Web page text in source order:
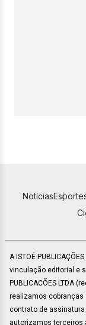
Notícias
A ISTOÉ
vinculação editorial e
PUBLICACÕES LTDA
realizamos cobranças
contrato de assinatura
autorizamos terceiros